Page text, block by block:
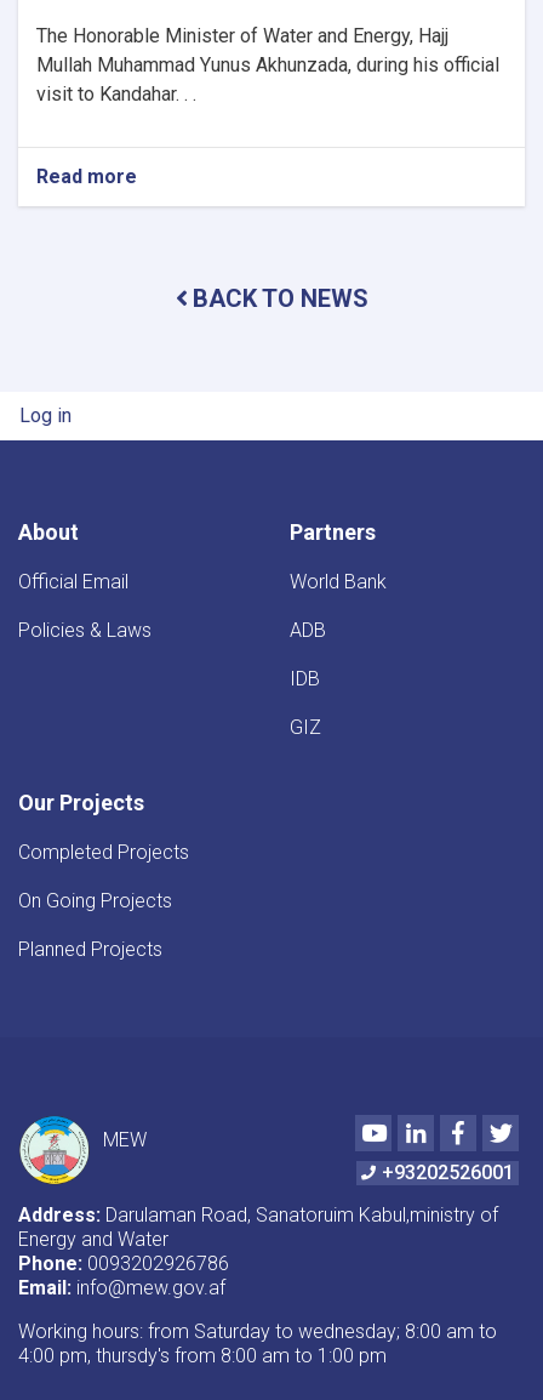
The Honorable Minister of Water and Energy, Hajj
Mullah Muhammad Yunus Akhunzada, during his official
visit to Kandahar. . .
Read more
Energy
Works
BACK TO NEWS
User account menu
Log in
About
Official Email
Policies & Laws
Partners
World Bank
ADB
IDB
GIZ
Our Projects
Completed Projects
On Going Projects
Planned Projects
MEW
YoutubeLinkedIn
+93202526001
Address: Darulaman Road, Sanatoruim Kabul,ministry of
Energy and Water
Phone: 0093202926786
Email: info@mew.gov.af
Working hours: from Saturday to wednesday; 8:00 am to
4:00 pm, thursdy's from 8:00 am to 1:00 pm